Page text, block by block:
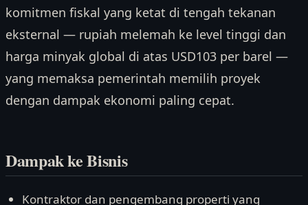
komitmen fiskal yang ketat di tengah tekanan
eksternal — rupiah melemah ke level tinggi dan
harga minyak global di atas USD103 per barel —
yang memaksa pemerintah memilih proyek
dengan dampak ekonomi paling cepat.
Dampak ke Bisnis
Kontraktor dan pengembang properti yang